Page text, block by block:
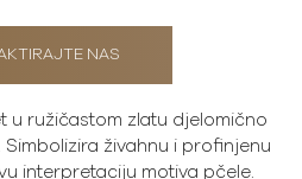
NAS
u ružičastom zlatu djelomično
živahnu i profinjenu
interpretaciju motiva pčele.